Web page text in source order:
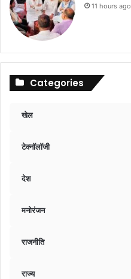
11 hours ago
Categories
खेल
टेक्नॉलॉजी
देश
मनोरंजन
राजनीति
राज्य